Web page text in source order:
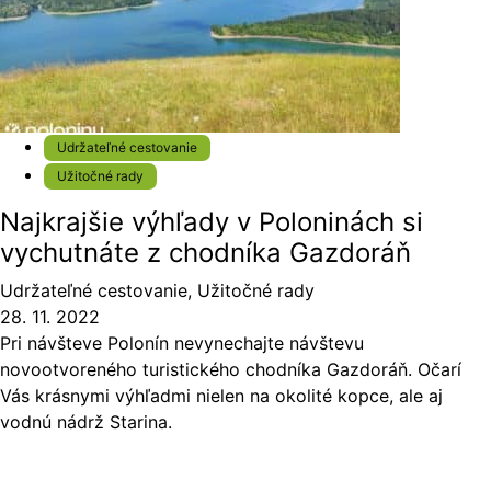
Udržateľné cestovanie
Užitočné rady
Najkrajšie výhľady v Poloninách si
vychutnáte z chodníka Gazdoráň
Udržateľné cestovanie, Užitočné rady
28. 11. 2022
Pri návšteve Polonín nevynechajte návštevu
novootvoreného turistického chodníka Gazdoráň. Očarí
Vás krásnymi výhľadmi nielen na okolité kopce, ale aj
vodnú nádrž Starina.